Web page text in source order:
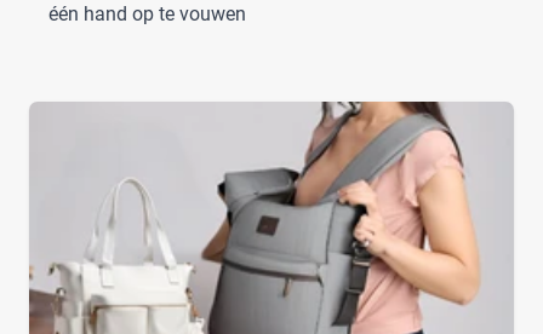
één hand op te vouwen